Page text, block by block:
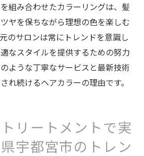
組み合わせたカラーリングは、髪
ヤを保ちながら理想の色を楽しむ
のサロンは常にトレンドを意識し
なスタイルを提供するための努力
ような丁寧なサービスと最新技術
れ続けるヘアカラーの理由です。
リートメントで実
宇都宮市のトレン